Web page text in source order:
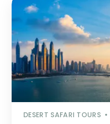
DESERT SAFARI TOURS